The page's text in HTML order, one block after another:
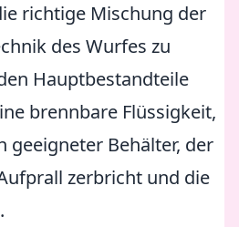
richtige Mischung der
des Wurfes zu
Hauptbestandteile
brennbare Flüssigkeit,
geeigneter Behälter, der
zerbricht und die